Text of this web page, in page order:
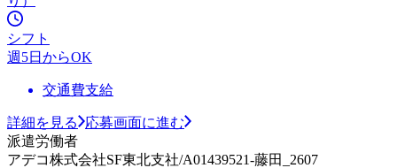
シフト
週5日からOK
交通費支給
詳細を見る
応募画面に進む
派遣労働者
アデコ株式会社SF東北支社/A01439521-藤田_2607